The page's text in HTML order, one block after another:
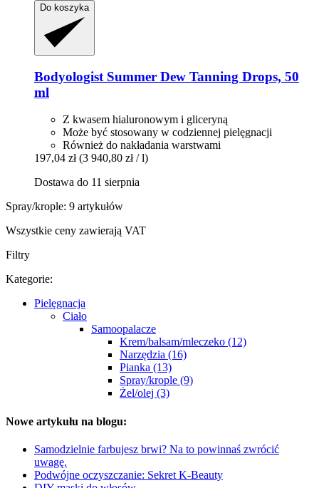
Do koszyka
Bodyologist Summer Dew Tanning Drops, 50
ml
Z kwasem hialuronowym i gliceryną
Może być stosowany w codziennej pielęgnacji
Również do nakładania warstwami
197,04 zł (3 940,80 zł / l)
Dostawa do 11 sierpnia
Spray/krople: 9 artykułów
Wszystkie ceny zawierają VAT
Filtry
Kategorie:
Pielęgnacja
Ciało
Samoopalacze
Krem/balsam/mleczeko (12)
Narzędzia (16)
Pianka (13)
Spray/krople (9)
Żel/olej (3)
Nowe artykułu na blogu:
Samodzielnie farbujesz brwi? Na to powinnaś zwrócić
uwagę.
Podwójne oczyszczanie: Sekret K-Beauty